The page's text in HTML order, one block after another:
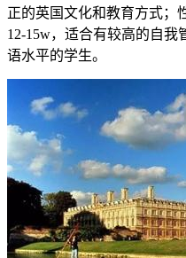
正的英国文化和教育方式；
12-15w，适合有较高的自
语水平的学生。